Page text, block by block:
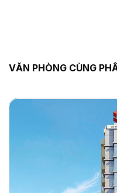
VĂN PHÒNG CÙNG